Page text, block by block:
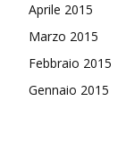
Aprile 2015
Marzo 2015
Febbraio 2015
Gennaio 2015